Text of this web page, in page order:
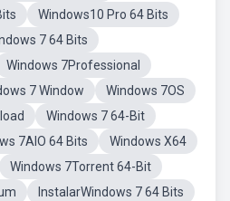
Windows10 Pro 64 Bits
7 64 Bits
Windows 7Professional
7 Window
Windows 7OS
Windows 7 64-Bit
7AIO 64 Bits
Windows X64
Windows 7Torrent 64-Bit
InstalarWindows 7 64 Bits